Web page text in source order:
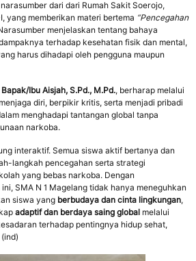
dari dari Rumah Sakit Soerojo,
yang memberikan materi bertema “Pencegahan
menjelaskan tentang bahaya
terhadap kesehatan fisik dan mental,
harus dihadapi oleh pengguna maupun
Bapak/Ibu Aisjah, S.Pd., M.Pd., berharap melalui
diri, berpikir kritis, serta menjadi pribadi
menghadapi tantangan global tanpa
narkoba.
interaktif. Semua siswa aktif bertanya dan
langkah pencegahan serta strategi
yang bebas narkoba. Dengan
SMA N 1 Magelang tidak hanya meneguhkan
siswa yang berbudaya dan cinta lingkungan,
adaptif dan berdaya saing globalmelalui
terhadap pentingnya hidup sehat,